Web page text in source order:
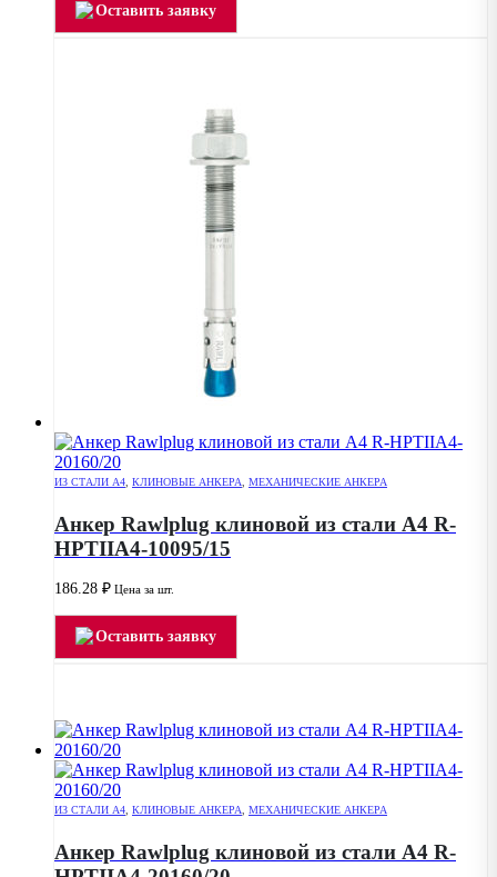
Оставить заявку
ИЗ СТАЛИ А4 КЛИНОВЫЕ АНКЕРА МЕХАНИЧЕСКИЕ АНКЕРА
Анкер Rawlplug клиновой из стали А4 R-
HPTIIA4-10095/15
186.28 ₽ Цена за шт.
Оставить заявку
ИЗ СТАЛИ А4, КЛИНОВЫЕ АНКЕРА, МЕХАНИЧЕСКИЕ АНКЕРА
Анкер Rawlplug клиновой из стали А4 R-